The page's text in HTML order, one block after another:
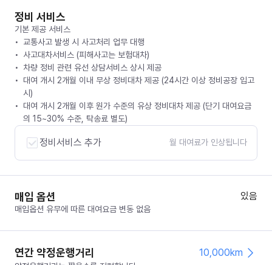
정비 서비스
기본 제공 서비스
교통사고 발생 시 사고처리 업무 대행
사고대차서비스 (피해사고는 보험대차)
차량 정비 관련 유선 상담서비스 상시 제공
대여 개시 2개월 이내 무상 정비대차 제공 (24시간 이상 정비공장 입고
시)
대여 개시 2개월 이후 원가 수준의 유상 정비대차 제공 (단기 대여요금
의 15~30% 수준, 탁송료 별도)
정비서비스 추가 월 대여료가 인상됩니다
매입 옵션 있음
매입옵션 유무에 따른 대여요금 변동 없음
연간 약정운행거리 10,000km